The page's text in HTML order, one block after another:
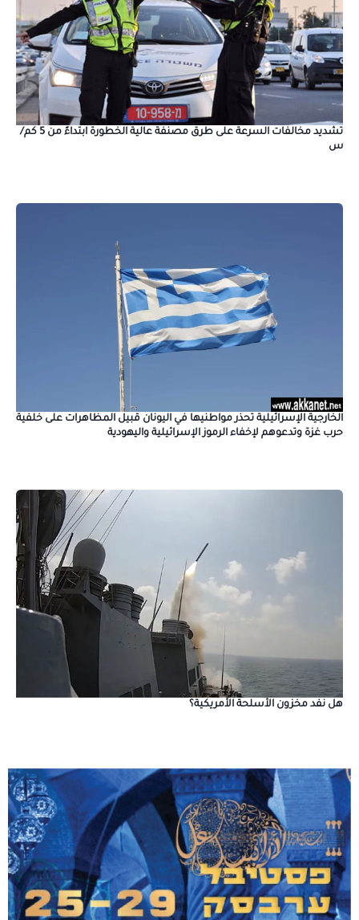
تشديد مخالفات السرعة على طرق مصنفة عالية الخطورة ابتداءً من 5 كم/
س
الخارجية الإسرائيلية تحذر مواطنيها في اليونان قبيل المظاهرات على خلفية
حرب غزة وتدعوهم لإخفاء الرموز الإسرائيلية واليهودية
هل نفد مخزون الأسلحة الأمريكية؟